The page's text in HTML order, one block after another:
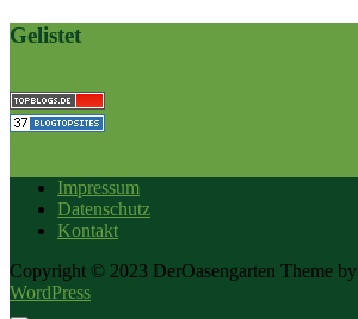
Gelistet
Impressum
Datenschutz
Kontakt
Copyright © 2023 DerOasengarten Theme by
WordPress